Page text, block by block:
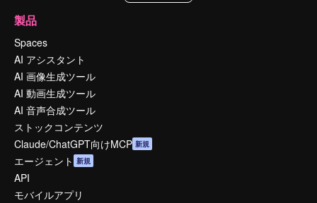
製品
Spaces
AI アシスタント
AI 画像生成ツール
AI 動画生成ツール
AI 音声合成ツール
ストックコンテンツ
Claude/ChatGPT向けMCP 新規
エージェント 新規
API
モバイルアプリ